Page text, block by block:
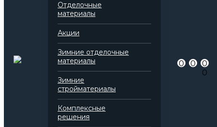
Отделочные
материалы
Акции
Зимние отделочные
материалы
Зимние
стройматериалы
Комплексные
решения
0 0
0
0